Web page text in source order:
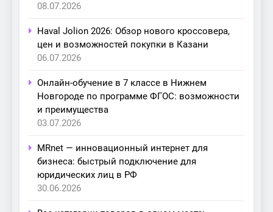
08.07.2026
Haval Jolion 2026: Обзор нового кроссовера,
цен и возможностей покупки в Казани
06.07.2026
Онлайн-обучение в 7 классе в Нижнем
Новгороде по программе ФГОС: возможности
и преимущества
03.07.2026
MRnet — инновационный интернет для
бизнеса: быстрый подключение для
юридических лиц в РФ
30.06.2026